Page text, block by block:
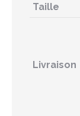
Taille
Livraison